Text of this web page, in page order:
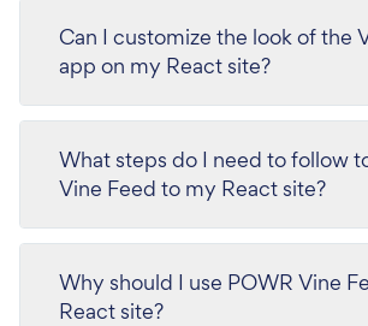
Can I customize the look of the
app on my React site?
What steps do I need to follow
Vine Feed to my React site?
Why should I use POWR Vine
React site?